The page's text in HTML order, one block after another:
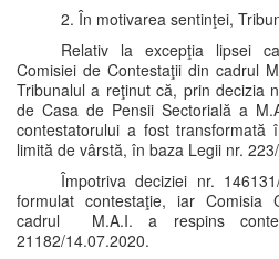
2. În motivarea sentinţei,
Relativ la excepţia lipsei
Comisiei de Contestaţii din cadrul
Tribunalul a reţinut că, prin decizia
de Casa de Pensii Sectorială a
contestatorului a fost transformată
limită de vârstă, în baza Legii nr.
Împotriva deciziei nr.
formulat contestaţie, iar Comisia
cadrul M.A.I. a respins
21182/14.07.2020.